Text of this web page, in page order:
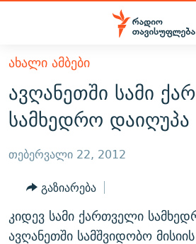
Accessibility
მთავარ
შინაარსზე
დაბრუნება
მთავარ
დაბრუნება
ძიებაზე
დაბრუნება
ᲐᲮᲐᲚᲘ ᲐᲛᲑᲔᲑᲘ
ᲗᲔᲛᲔᲑᲘ
ᲞᲝᲚᲘᲢᲘᲙᲐ
ᲔᲙᲝᲜᲝᲛᲘᲙᲐ
ᲡᲐᲖᲝᲒᲐᲓᲝᲔᲑᲐ
ᲡᲞᲝᲠᲢᲘ
ᲕᲘᲓᲔᲝ
ᲑᲚᲝᲒᲔᲑᲘ
ᲞᲝᲓᲙᲐᲡᲢᲔᲑᲘ
ᲜᲘᲙᲝᲡ ᲞᲝᲓᲙᲐᲡᲢᲘ
ᲗᲐᲕᲘᲡᲣᲤᲚᲔᲑᲘᲡ ᲛᲝᲜᲘᲢᲝᲠᲘ
ᲗᲥᲕᲔᲜᲘ ᲞᲣᲑᲚᲘᲙᲐᲪᲘᲔᲑᲘ
ᲐᲮᲐᲚᲘ ᲐᲛᲑᲔᲑᲘ
ავღანეთში სამი
სამხედრო დაიღუპა
თებერვალი 22, 2012
გაზიარება
კიდევ სამი ქართველი
ავღანეთში სამშვიდობო